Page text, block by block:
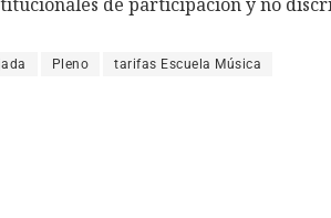
Pleno tarifas Escuela Música